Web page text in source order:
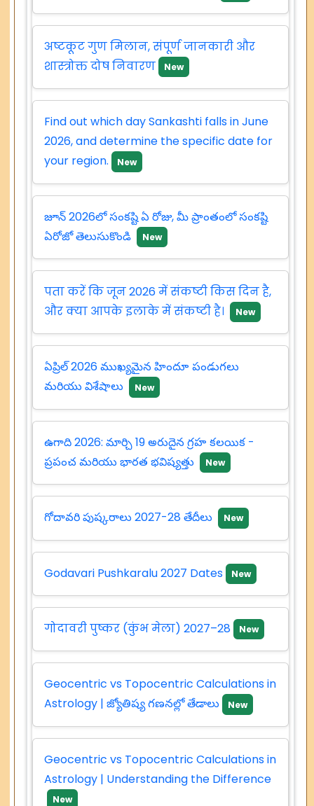
अष्टकूट गुण मिलान, संपूर्ण जानकारी और
शास्त्रोक्त दोष निवारण
New
Find out which day Sankashti falls in June
2026, and determine the specific date for
your region.
New
జూన్ 2026లో సంకష్టి ఏ రోజు, మీ ప్రాంతంలో సంకష్టి
ఏరోజో తెలుసుకొండి
New
पता करें कि जून 2026 में संकष्टी किस दिन है,
और क्या आपके इलाके में संकष्टी है।
New
ఏప్రిల్ 2026 ముఖ్యమైన హిందూ పండుగలు
మరియు విశేషాలు
New
ఉగాది 2026: మార్చి 19 అరుదైన గ్రహ కలయిక -
ప్రపంచ మరియు భారత భవిష్యత్తు
New
గోదావరి పుష్కరాలు 2027-28 తేదీలు New
Godavari Pushkaralu 2027 Dates New
गोदावरी पुष्कर (कुंभ मेला) 2027–28 New
Geocentric vs Topocentric Calculations in
Astrology | జ్యోతిష్య గణనల్లో తేడాలు
New
Geocentric vs Topocentric Calculations in
Astrology | Understanding the Difference
New